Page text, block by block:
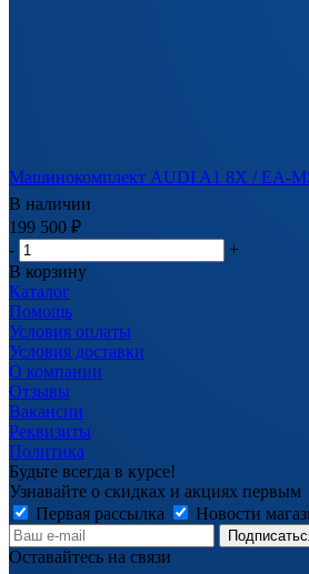
Машинокомплект AUDI A1 8X / EA-
В наличии
199 500 ₽
-
+
В корзину
Каталог
Помощь
Условия оплаты
Условия доставки
О компании
Отзывы
Вакансии
Реквизиты
Политика
Будьте всегда в курсе!
Узнавайте о скидках и акциях первым
Первая рассылка
Новости
Оставайтесь на связи